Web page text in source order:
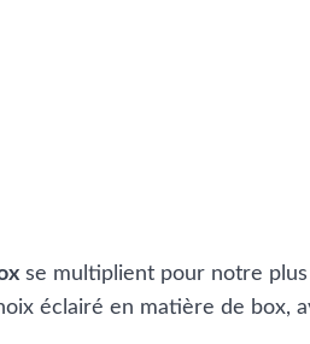
se multiplient pour notre
éclairé en matière de box,